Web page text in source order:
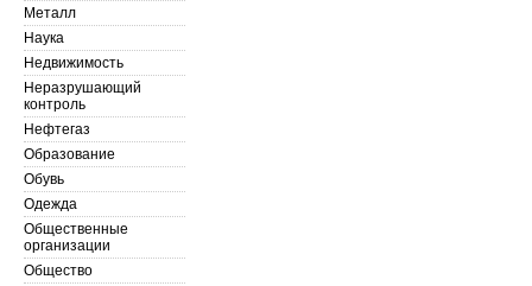
Металл
Наука
Недвижимость
Неразрушающий
контроль
Нефтегаз
Образование
Обувь
Одежда
Общественные
организации
Общество